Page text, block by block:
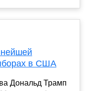
в США
Дональд Трамп